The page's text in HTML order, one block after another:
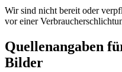
Wir sind nicht bereit oder
vor einer
Quellenangaben
Bilder